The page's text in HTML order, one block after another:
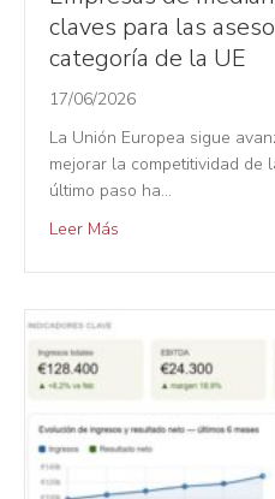
claves para las
categoría de la UE
17/06/2026
La Unión Europea sigue
mejorar la competitividad de
último paso ha…
Leer Más